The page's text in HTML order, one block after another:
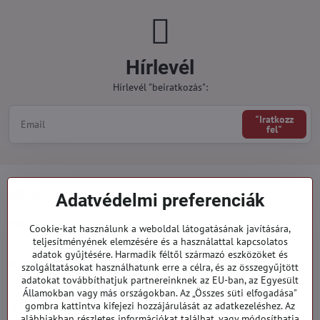
Hírlevél
Hírlevél "beiratkozás":
"Iratkozz
fel"
Minden a vásárlásról
Megrendelések
Kategóriák
919 060 751
Hétfő - Péntek: 09:00 - 15:00 hod.
Adatvédelmi preferenciák
Cookie-kat használunk a weboldal látogatásának javítására,
teljesítményének elemzésére és a használattal kapcsolatos
adatok gyűjtésére. Harmadik féltől származó eszközöket és
szolgáltatásokat használhatunk erre a célra, és az összegyűjtött
adatokat továbbíthatjuk partnereinknek az EU-ban, az Egyesült
Államokban vagy más országokban. Az „Összes süti elfogadása"
gombra kattintva kifejezi hozzájárulását az adatkezeléshez. Az